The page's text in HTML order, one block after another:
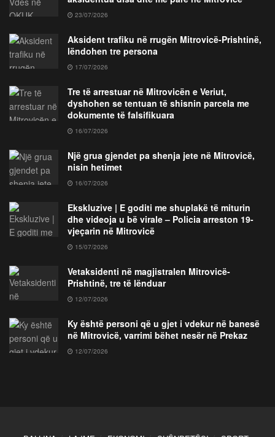
23/07/2026
Aksident trafiku në rrugën Mitrovicë-Prishtinë,
lëndohen tre persona
17/07/2026
Tre të arrestuar në Mitrovicën e Veriut,
dyshohen se tentuan të shisnin parcela me
dokumente të falsifikuara
16/07/2026
Një grua gjendet pa shenja jete në Mitrovicë,
nisin hetimet
16/07/2026
Ekskluzive | E goditi me shuplakë të miturin
dhe videoja u bë virale – Policia arreston 19-
vjeçarin në Mitrovicë
15/07/2026
Vetaksidenti në magjistralen Mitrovicë-
Prishtinë, tre të lënduar
12/07/2026
Ky është personi që u gjet i vdekur në banesë
në Mitrovicë, varrimi bëhet nesër në Prekaz
12/07/2026